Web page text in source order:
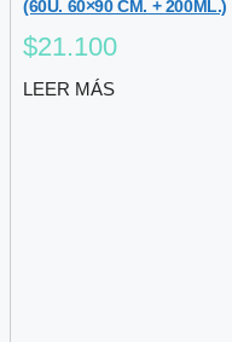
(60U. 60×90 CM. + 200ML.)
$21.100
LEER MÁS